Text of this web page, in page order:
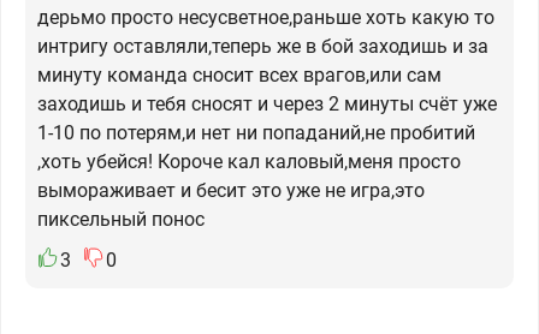
дерьмо просто несусветное,раньше хоть какую то
интригу оставляли,теперь же в бой заходишь и за
минуту команда сносит всех врагов,или сам
заходишь и тебя сносят и через 2 минуты счёт уже
1-10 по потерям,и нет ни попаданий,не пробитий
,хоть убейся! Короче кал каловый,меня просто
вымораживает и бесит это уже не игра,это
пиксельный понос
3
0